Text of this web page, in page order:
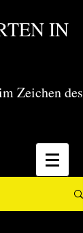
IN
Zeichen des